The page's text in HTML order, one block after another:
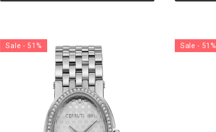
Sale - 51% Sale - 51%